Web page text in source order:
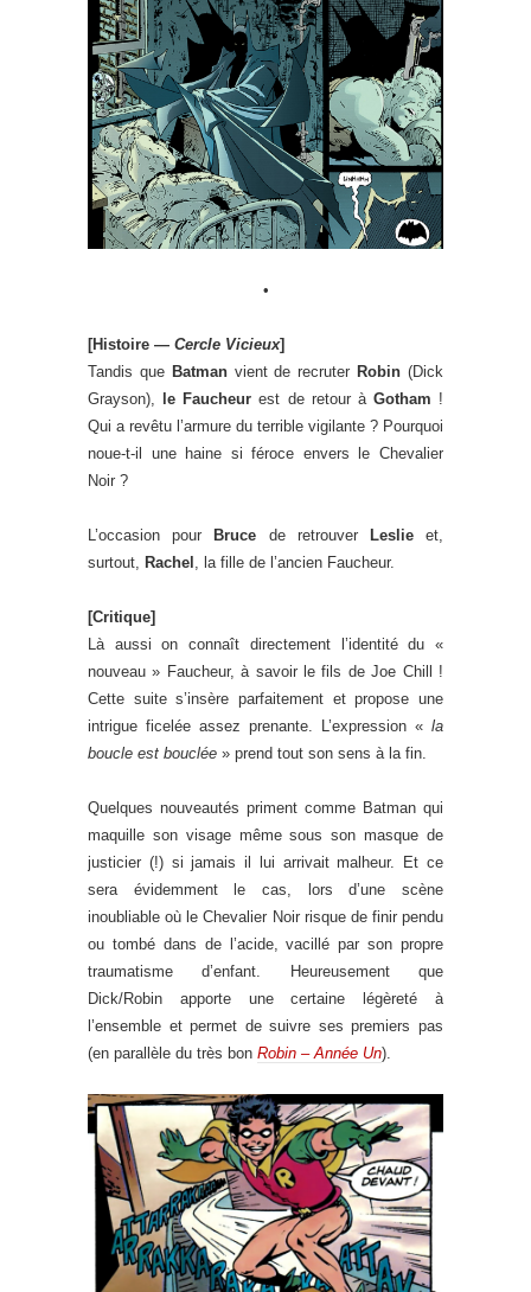
•
[Histoire — Cercle Vicieux]
Tandis que Batmanvient de recruter Robin (Dick
Grayson),
le Faucheur est de retour à Gotham !
Qui a revêtu l’armure du terrible vigilante ? Pourquoi
noue-t-il une haine si féroce envers le Chevalier
Noir ?
L’occasion pour Bruce de retrouver Leslieet,
surtout, Rachel , la fille de l’ancien Faucheur.
[Critique]
Là aussi on connaît directement l’identité du «
nouveau » Faucheur, à savoir le fils de Joe Chill !
Cette suite s’insère parfaitement et propose une
intrigue ficelée assez prenante. L’expression « la
boucle est bouclée » prend tout son sens à la fin.
Quelques nouveautés priment comme Batman qui
maquille son visage même sous son masque de
justicier (!) si jamais il lui arrivait malheur. Et ce
sera évidemment le cas, lors d’une scène
inoubliable où le Chevalier Noir risque de finir pendu
ou tombé dans de l’acide, vacillé par son propre
traumatisme d’enfant. Heureusement que
Dick/Robin apporte une certaine légèreté à
l’ensemble et permet de suivre ses premiers pas
(en parallèle du très bon Robin – Année Un).